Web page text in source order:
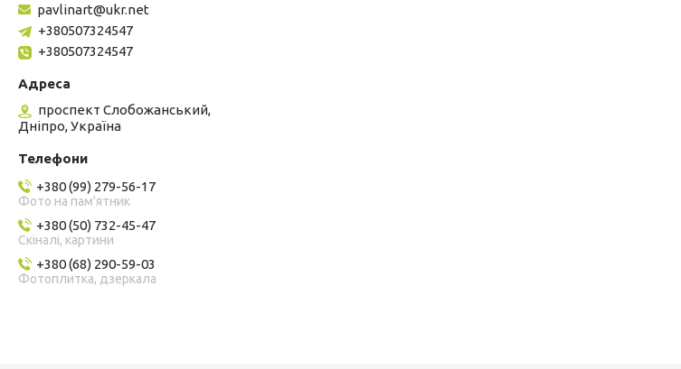
pavlinart@ukr.net
+380507324547
+380507324547
проспект Слобожанський,
Дніпро, Україна
+380 (99) 279-56-17
Фото на пам'ятник
+380 (50) 732-45-47
Скіналі, картини
+380 (68) 290-59-03
Фотоплитка, дзеркала